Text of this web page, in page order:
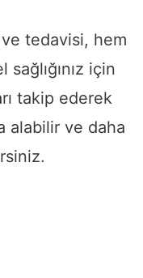
tedavisi, hem
sağlığınız için
takip ederek
alabilir ve daha